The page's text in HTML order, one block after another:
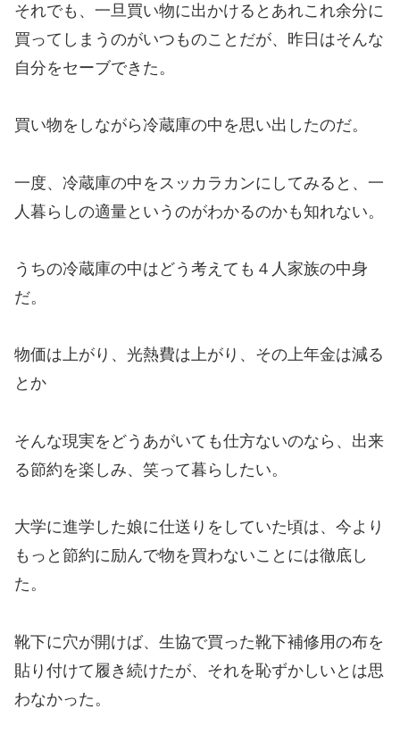
それでも、一旦買い物に出かけるとあれこれ余分に
買ってしまうのがいつものことだが、昨日はそんな
自分をセーブできた。
買い物をしながら冷蔵庫の中を思い出したのだ。
一度、冷蔵庫の中をスッカラカンにしてみると、一
人暮らしの適量というのがわかるのかも知れない。
うちの冷蔵庫の中はどう考えても４人家族の中身
だ。
物価は上がり、光熱費は上がり、その上年金は減る
とか
そんな現実をどうあがいても仕方ないのなら、出来
る節約を楽しみ、笑って暮らしたい。
大学に進学した娘に仕送りをしていた頃は、今より
もっと節約に励んで物を買わないことには徹底し
た。
靴下に穴が開けば、生協で買った靴下補修用の布を
貼り付けて履き続けたが、それを恥ずかしいとは思
わなかった。